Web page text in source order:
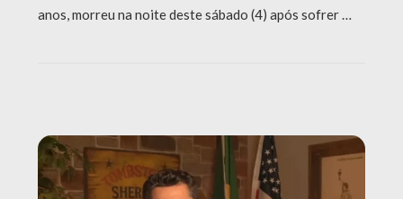
anos, morreu na noite deste sábado (4) após sofrer …